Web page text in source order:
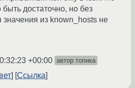
достаточно, но без
значения из known_hosts не
+00:00 автор топика
Ссылка